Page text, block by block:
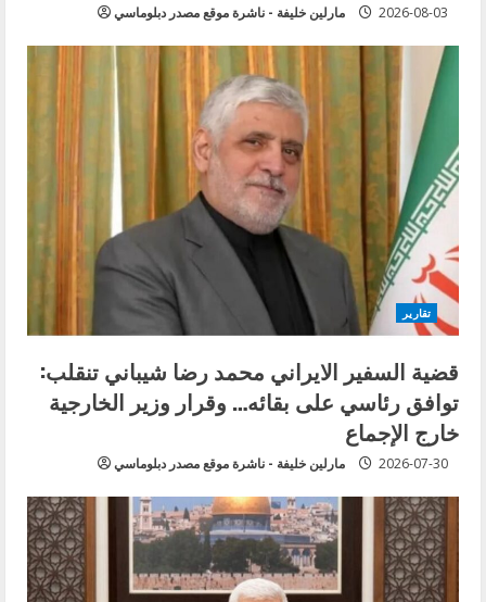
مارلين خليفة - ناشرة موقع مصدر دبلوماسي 2026-08-03
تقارير
قضية السفير الايراني محمد رضا شيباني تنقلب:
توافق رئاسي على بقائه… وقرار وزير الخارجية
خارج الإجماع
مارلين خليفة - ناشرة موقع مصدر دبلوماسي 2026-07-30